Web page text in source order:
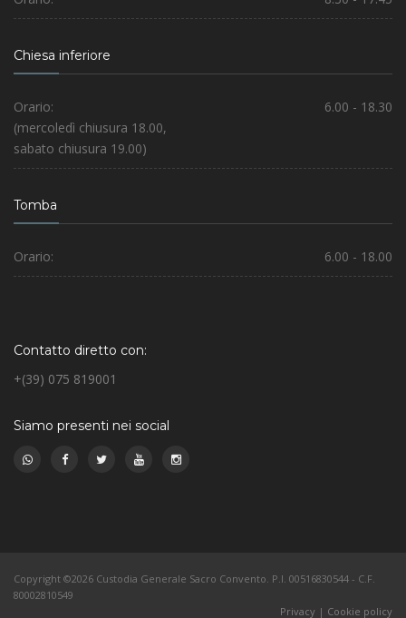
Chiesa inferiore
Orario:
6.00 - 18.30
(mercoledì chiusura 18.00,
sabato chiusura 19.00)
Tomba
Orario: 6.00 - 18.00
Contatto diretto con:
+(39) 075 819001
Siamo presenti nei social
Copyright ©2026 Custodia Generale Sacro Convento. P.I. 00516830544 - C.F.
80002810549
Privacy | Cookie policy